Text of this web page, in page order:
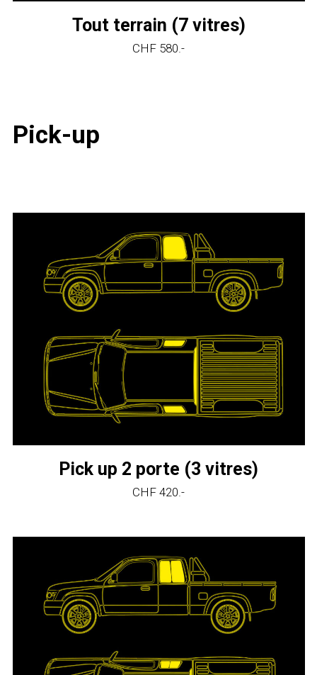
Tout terrain (7 vitres)
CHF 580.-
Pick-up
Pick up 2 porte (3 vitres)
CHF 420.-